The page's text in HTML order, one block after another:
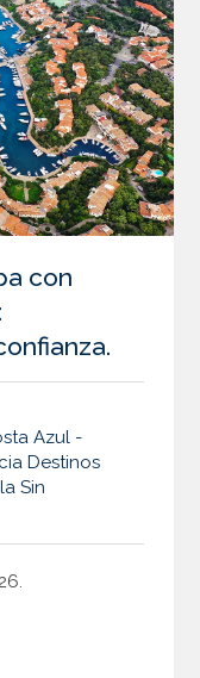
con
Azul -
Destinos
Sin